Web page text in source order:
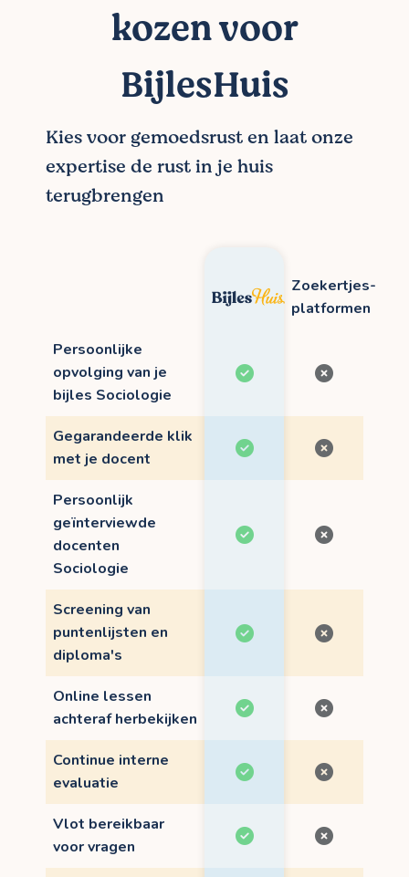
kozen voor
BijlesHuis
Kies voor gemoedsrust en laat onze
expertise de rust in je huis
terugbrengen
Zoekertjes-
platformen
Persoonlijke
opvolging van je
bijles Sociologie
Gegarandeerde klik
met je docent
Persoonlijk
geïnterviewde
docenten
Sociologie
Screening van
puntenlijsten en
diploma's
Online lessen
achteraf herbekijken
Continue interne
evaluatie
Vlot bereikbaar
voor vragen